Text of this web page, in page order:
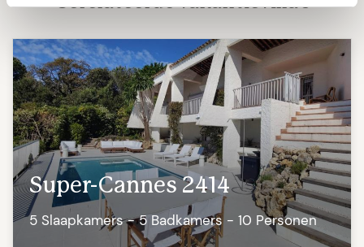
Super-Cannes 2414
5 Slaapkamers - 5 Badkamers - 10 Personen